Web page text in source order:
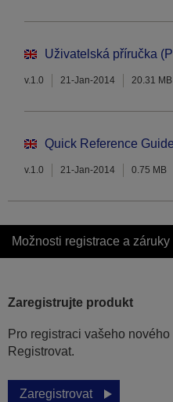
Uživatelská příručka
v.1.0 21-Jan-2014 20.31 MB
Quick Reference
v.1.0 21-Jan-2014 0.75 MB
Možnosti registrace a záruky
Zaregistrujte produkt
Pro registraci vašeho
Registrovat.
Zaregistrovat